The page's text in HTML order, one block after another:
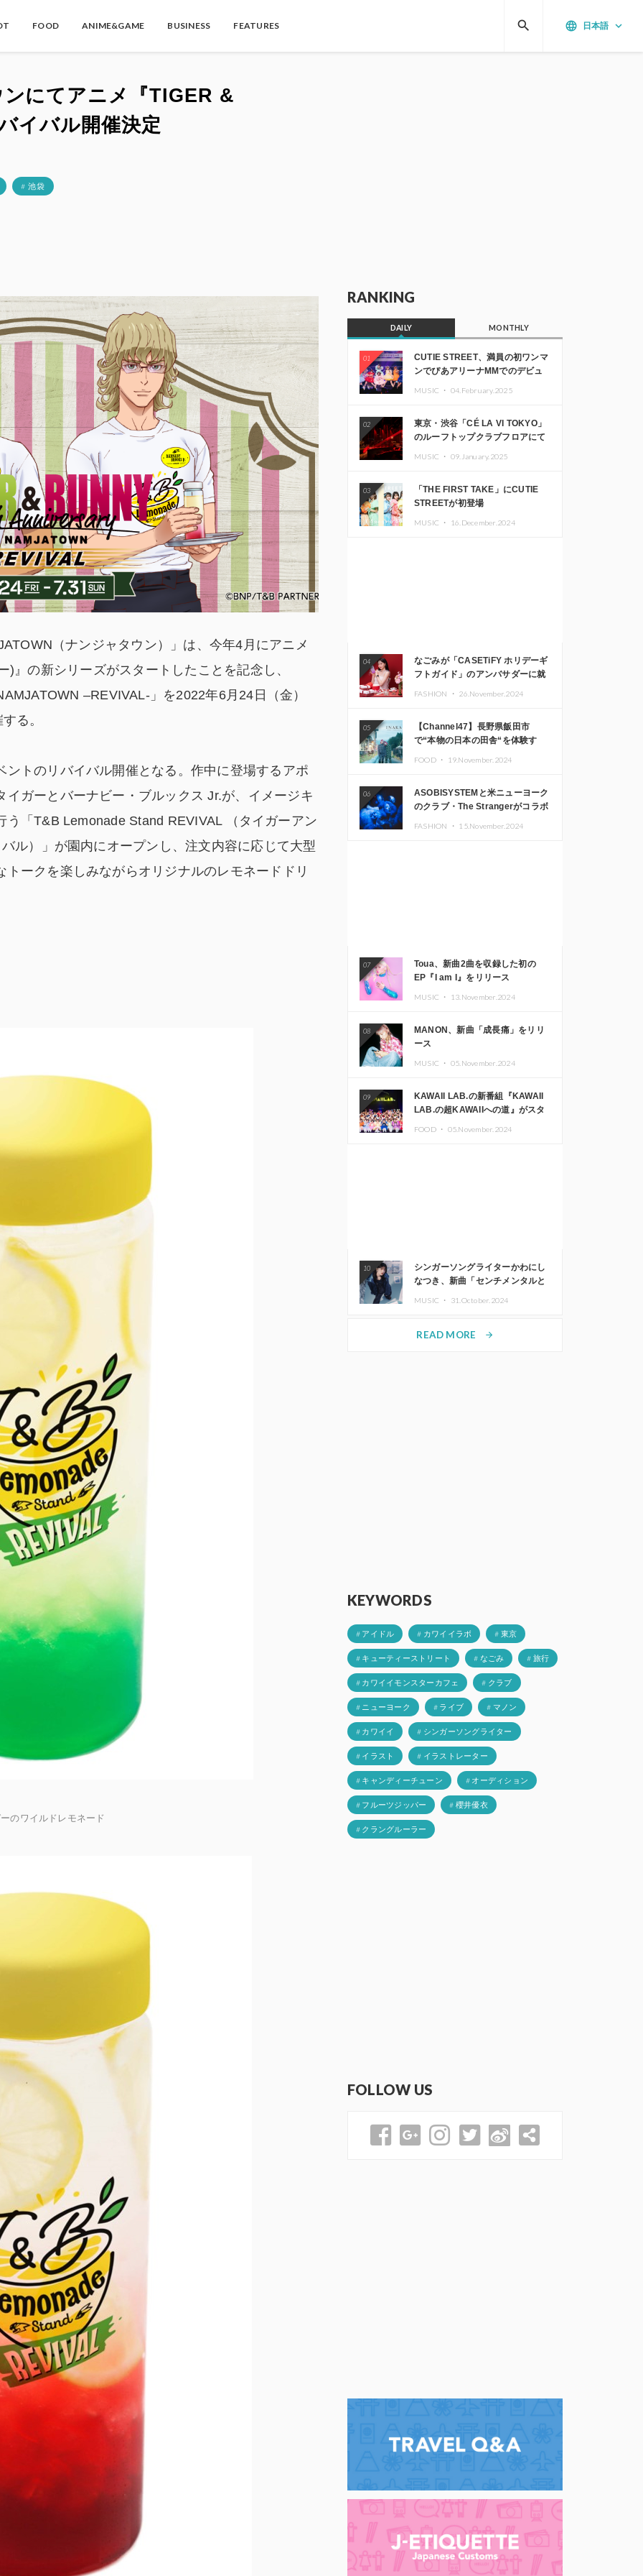
FOOD ANIME&GAME BUSINESS FEATURES language 日本語 keyboard_arrow_down
search
にてアニメ『TIGER &
イバル開催決定
# 池袋
（ナンジャタウン）」は、今年4月にアニメ
』の新シリーズがスタートしたことを記念し、
–REVIVAL-」を2022年6月24日（金）
る。
トのリバイバル開催となる。作中に登場するアポ
ガーとバーナビー・ブルックス Jr.が、イメージキ
「T&B Lemonade Stand REVIVAL （タイガーアン
ル）」が園内にオープンし、注文内容に応じて大型
ークを楽しみながらオリジナルのレモネードドリ
のワイルドレモネード
RANKING
DAILY MONTHLY
01
CUTIE STREET、満員の初ワンマ
ンでぴあアリーナMMでのデビュ
MUSIC ・ 04.February.2025
02
東京・渋谷「CÉ LA VI TOKYO」
のルーフトップクラブフロアにて
Kza（FORCE OF NATURE）ら日
本を代表するDJ・クリエイターが
出演
MUSIC ・ 09.January.2025
03
「THE FIRST TAKE」にCUTIE
STREETが初登場
MUSIC ・ 16.December.2024
04
なごみが「CASETiFY ホリデーギ
フトガイド」のアンバサダーに就
FASHION ・ 26.November.2024
05
【Channel47】長野県飯田市
で“本物の日本の田舎“を体験す
FOOD ・ 19.November.2024
06
ASOBISYSTEMと米ニューヨーク
のクラブ・The Strangerがコラボ
FASHION ・ 15.November.2024
07
Toua、新曲2曲を収録した初の
EP『I am I』をリリース
MUSIC ・ 13.November.2024
08
MANON、新曲「成長痛」をリリ
ース
MUSIC ・ 05.November.2024
09
KAWAII LAB.の新番組『KAWAII
LAB.の超KAWAIIへの道』がスタ
FOOD ・ 05.November.2024
10
シンガーソングライターかわにし
なつき、新曲「センチメンタルと
MUSIC ・ 31.October.2024
READ MORE arrow_forward
KEYWORDS
# アイドル # カワイイラボ # 東京
# キューティーストリート # なごみ # 旅行
# カワイイモンスターカフェ # クラブ
# ニューヨーク # ライブ # マノン
# カワイイ # シンガーソングライター
# イラスト # イラストレーター
# キャンディーチューン # オーディション
# フルーツジッパー # 櫻井優衣
# クラングルーラー
FOLLOW US